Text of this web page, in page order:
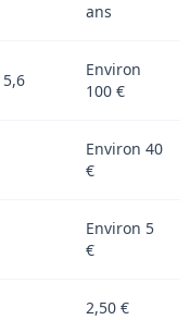
ans
Environ
100 €
Environ 40
€
Environ 5
€
2,50 €